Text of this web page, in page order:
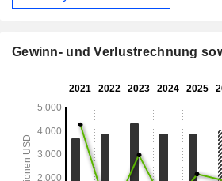
Gewinn- und Verlustrechnung